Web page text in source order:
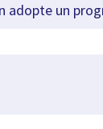
adopte un